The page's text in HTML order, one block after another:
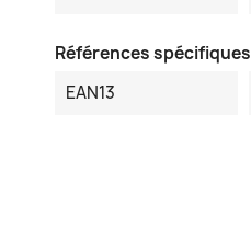
Références spécifiques
EAN13